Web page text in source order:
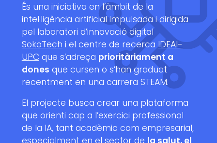
És una iniciativa en l’àmbit de la
intel·ligència artificial impulsada i dirigida
pel laboratori d’innovació digital
SokoTech i el centre de recercaIDEAI-
UPCque s’adreça prioritàriament a
dones que cursen o s’han graduat
recentment en una carrera STEAM.
El projecte busca crear una plataforma
que orienti cap a l’exercici professional
de la IA, tant acadèmic com empresarial,